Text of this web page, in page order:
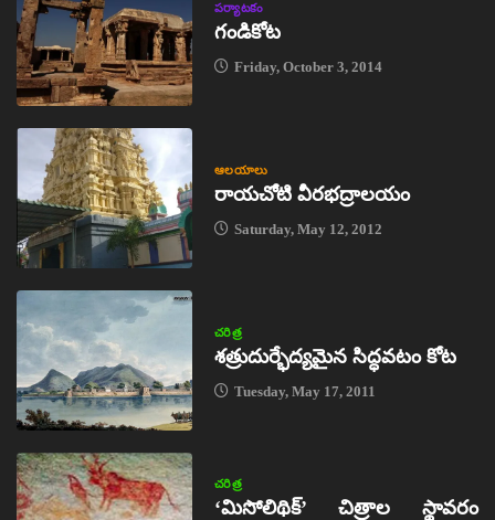
పర్యాటకం
గండికోట
Friday, October 3, 2014
ఆలయాలు
రాయచోటి వీరభద్రాలయం
Saturday, May 12, 2012
చరిత్ర
శత్రుదుర్భేద్యమైన సిద్ధవటం కోట
Tuesday, May 17, 2011
చరిత్ర
‘మిసోలిథిక్‌’ చిత్రాల స్థావరం